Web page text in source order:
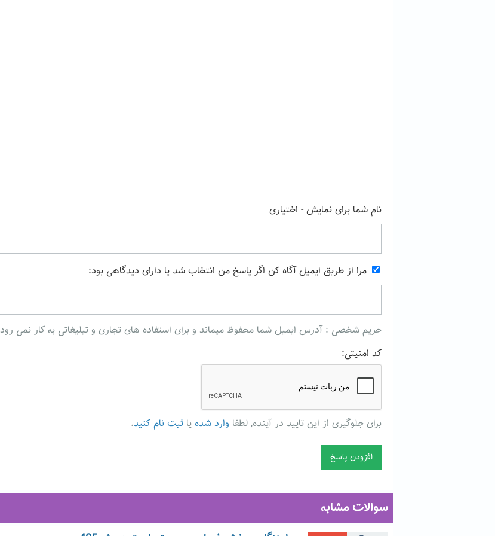
نام شما برای نمایش - اختیاری
مرا از طریق ایمیل آگاه کن اگر پاسخ من انتخاب شد یا دارای دیدگاهی بود:
حریم شخصی : آدرس ایمیل شما محفوظ میماند و برای استفاده های تجاری و تبلیغاتی به کار نمی رود
کد امنیتی:
برای جلوگیری از این تایید در آینده, لطفا وارد شده یا ثبت نام کنید.
سوالات مشابه